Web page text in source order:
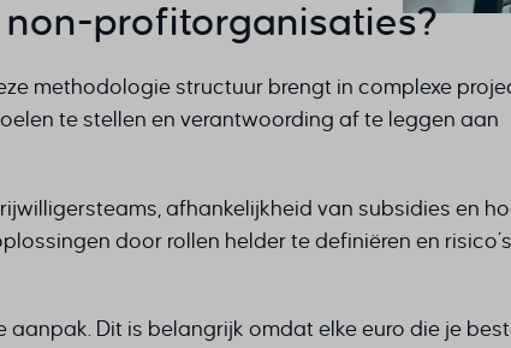
non-profitorganisaties?
methodologie structuur brengt in complexe
te stellen en verantwoording af te leggen aan
afhankelijkheid van subsidies en
door rollen helder te definiëren en risico’s
Dit is belangrijk omdat elke euro die je